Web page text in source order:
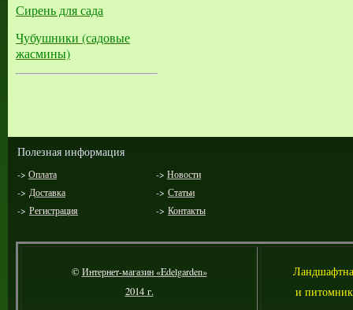
Сирень для сада
Чубушники (садовые
жасмины)
Полезная информация
-> Оплата -> Новости
-> Доставка -> Статьи
-> Регистрация -> Контакты
©Интернет-магазин «Edelgarden»
2014 г.
Л
и питомник